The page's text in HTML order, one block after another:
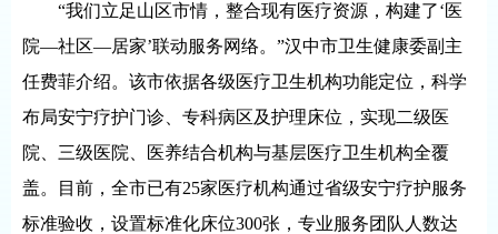
“我们立足山区市情，整合现有医疗资源，构建了‘医
院—社区—居家’联动服务网络。”汉中市卫生健康委副主
任费菲介绍。该市依据各级医疗卫生机构功能定位，科学
布局安宁疗护门诊、专科病区及护理床位，实现二级医
院、三级医院、医养结合机构与基层医疗卫生机构全覆
盖。目前，全市已有25家医疗机构通过省级安宁疗护服务
标准验收，设置标准化床位300张，专业服务团队人数达